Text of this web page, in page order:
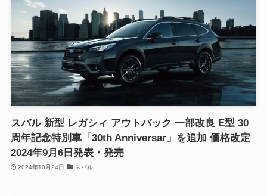
スバル 新型 レガシィ アウトバック 一部改良 E型 30
周年記念特別車「30th Anniversar」を追加 価格改定
2024年9月6日発表・発売
2024年10月24日 スバル